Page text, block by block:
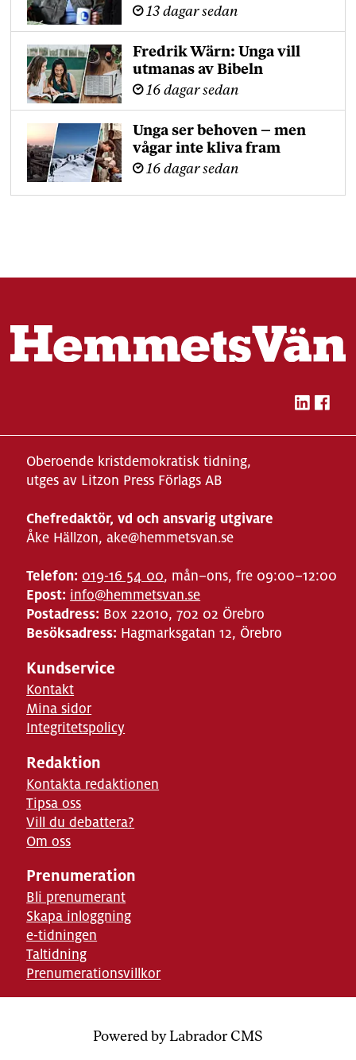
13 dagar sedan
Fredrik Wärn: Unga vill
utmanas av Bibeln
16 dagar sedan
Unga ser behoven – men
vågar inte kliva fram
16 dagar sedan
Oberoende kristdemokratisk tidning,
utges av Litzon Press Förlags AB
Chefredaktör, vd och ansvarig utgivare
Åke Hällzon, ake@hemmetsvan.se
Telefon: 019-16 54 00, mån–ons, fre 09:00–12:00
Epost: info@hemmetsvan.se
Postadress: Box 22010, 702 02 Örebro
Besöksadress: Hagmarksgatan 12, Örebro
Kundservice
Kontakt
Mina sidor
Integritetspolicy
Redaktion
Kontakta redaktionen
Tipsa oss
Vill du debattera?
Om oss
Prenumeration
Bli prenumerant
Skapa inloggning
e-tidningen
Taltidning
Prenumerationsvillkor
Powered by Labrador CMS